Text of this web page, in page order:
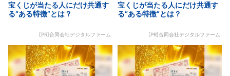
宝くじが当たる人にだけ共通す
る“ある特徴”とは？
[PR]合同会社デジタルファーム
宝くじが当たる人にだけ共通す
る“ある特徴”とは？
[PR]合同会社デジタルファーム